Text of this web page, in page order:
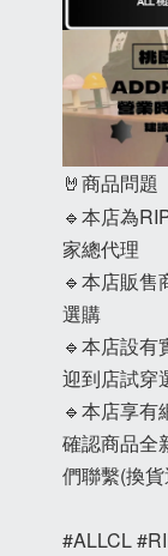
🤘商品問題
🔹本店為
家總代理
🔹本店販售
選購
🔹本店設有
迎到店試穿
🔹本店享有
確認商品全
們聯繫(換
#ALLCL